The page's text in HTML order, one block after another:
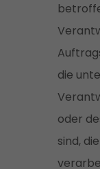
die
oder
sind,